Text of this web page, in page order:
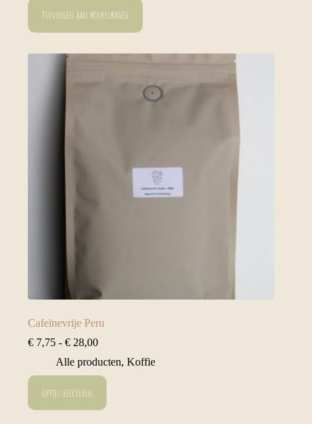
Toevoegen aan winkelwagen
Cafeïnevrije Peru
€ 7,75 - € 28,00Prijsklasse:
tot
€ 28,00
Alle producten, Koffie
Opties selecteren
Dit
product
heeft